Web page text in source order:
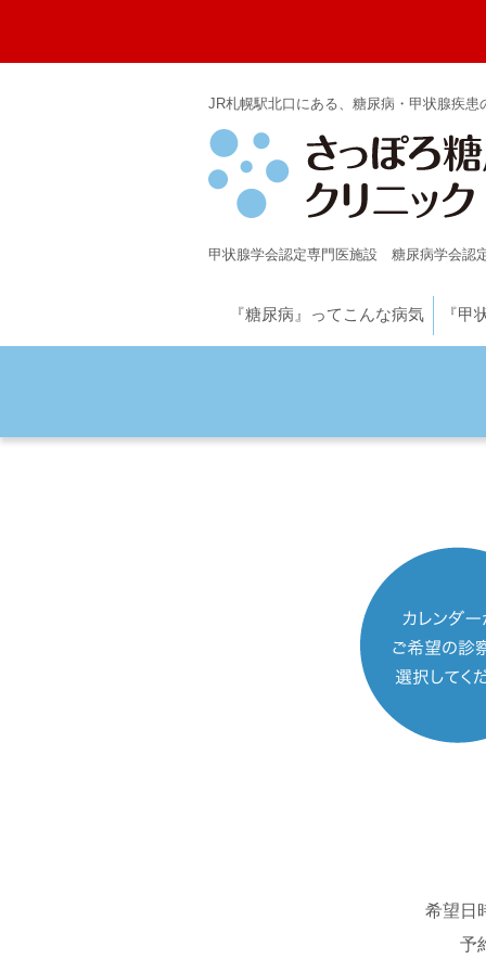
JR札幌駅北口にある、糖尿病・甲状腺疾患
甲状腺学会認定専門医施設 糖尿病学会認
『糖尿病』ってこんな病気 『甲
希望日
予